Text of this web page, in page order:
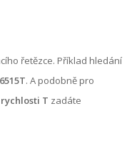
řetězce. Příklad hledání
. A podobně pro
rychlosti T zadáte